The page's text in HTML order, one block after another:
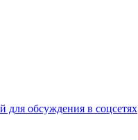
для обсуждения в соцсетях